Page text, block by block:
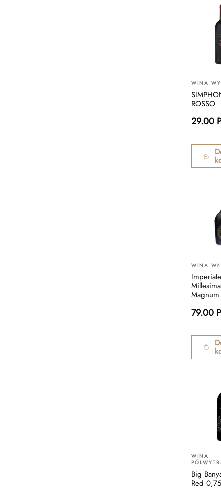
WINA
ROSSO
29.00
WINA
79.00
WINA
Big
Red 0,75